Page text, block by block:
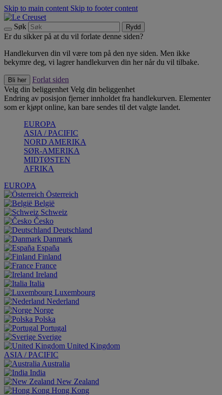
Skip to main content Skip to footer content
Søk Rydd
Er du sikker på at du vil forlate denne siden?
Handlekurven din vil være tom på den nye siden. Men ikke
bekymre deg, vi lagrer handlekurven din her når du vil tilbake.
Bli her
Forlat siden
Velg din beliggenhet Velg din beliggenhet
Endring av posisjon fjerner innholdet fra handlekurven. Elementer
som er kjøpt online, kan bare sendes til det valgte landet.
EUROPA
ASIA / PACIFIC
NORD AMERIKA
SØR-AMERIKA
MIDTØSTEN
AFRIKA
EUROPA
Österreich
België
Schweiz
Česko
Deutschland
Danmark
España
Finland
France
Ireland
Italia
Luxembourg
Nederland
Norge
Polska
Portugal
Sverige
United Kingdom
ASIA / PACIFIC
Australia
India
New Zealand
Hong Kong